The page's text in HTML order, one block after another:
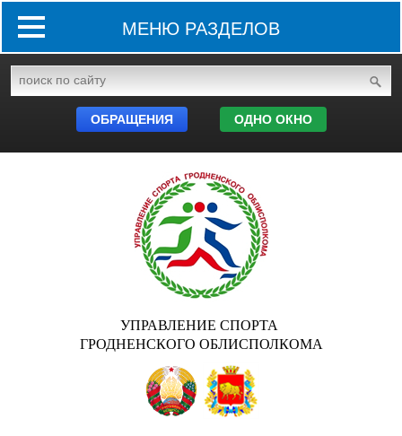
МЕНЮ РАЗДЕЛОВ
ОБРАЩЕНИЯ ОДНО ОКНО
УПРАВЛЕНИЕ СПОРТА
ГРОДНЕНСКОГО ОБЛИСПОЛКОМА